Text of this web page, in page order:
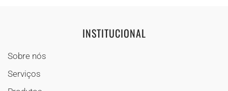
INSTITUCIONAL
Sobre nós
Serviços